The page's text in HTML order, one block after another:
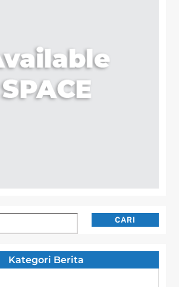
CARI
Kategori Berita